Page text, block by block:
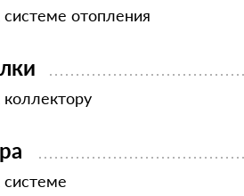
отопления